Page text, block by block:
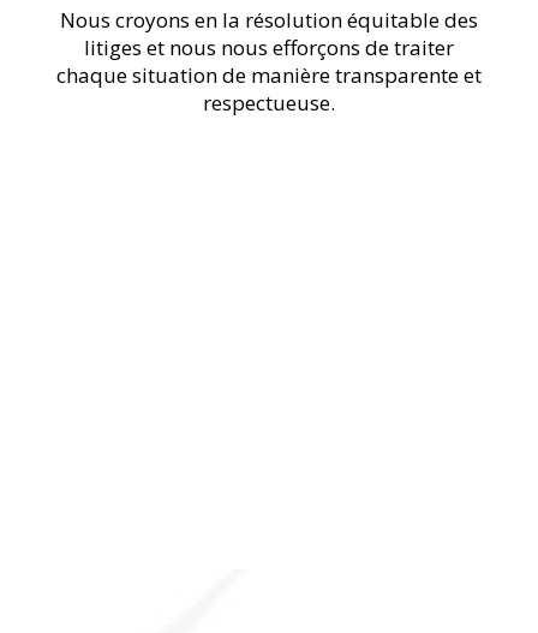
Nous croyons en la résolution équitable des
litiges et nous nous efforçons de traiter
chaque situation de manière transparente et
respectueuse.